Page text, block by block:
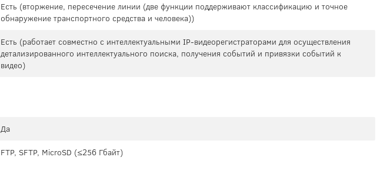
Есть (вторжение, пересечение линии (две функции поддерживают классификацию и точное
обнаружение транспортного средства и человека))
Есть (работает совместно с интеллектуальными IP-видеорегистраторами для осуществления
детализированного интеллектуального поиска, получения событий и привязки событий к
видео)
Да
FTP, SFTP, MicroSD (≤256 Гбайт)